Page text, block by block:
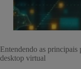
Entendendo as principais
desktop virtual